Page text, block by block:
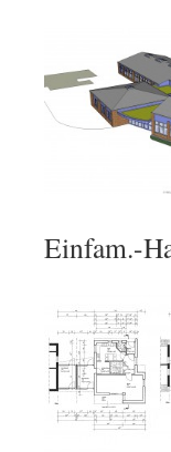
Einfam.-